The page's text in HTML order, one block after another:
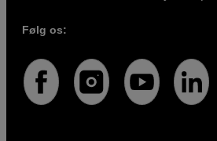
Følg os: